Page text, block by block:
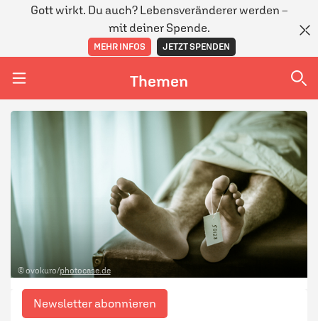
Gott wirkt. Du auch? Lebensveränderer werden –
mit deiner Spende.
MEHR INFOS JETZT SPENDEN
Navigation überspringen
Themen
Themen
GLAUBE
MENSCHEN
GESELLSCHAFT
TEAM
© ovokuro/photocase.de
Newsletter abonnieren